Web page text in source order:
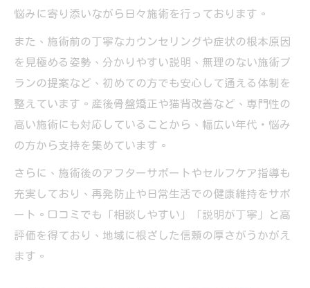
悩みに寄り添いながら日々施術を行っております。
また、施術前の丁寧なカウンセリングや症状の根本原因
を見極める姿勢、分かりやすい説明、無理のない施術プ
ランの提案など、初めての方でも安心して通える体制を
整えています。産後骨盤矯正や猫背改善など、専門性の
高い施術にも対応していることから、幅広い年代・悩み
の方から支持を集めています。
さらに、施術後のアフターサポートやセルフケア指導も
充実しており、再発防止や日常生活での健康維持をサポ
ート。口コミでも「相談しやすい」「説明が丁寧」と高
評価を得ており、地域に根ざした信頼の厚さがうかがえ
ます。